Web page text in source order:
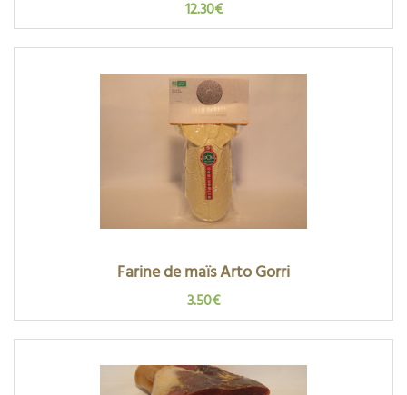
12.30€
Farine de maïs Arto Gorri
3.50€